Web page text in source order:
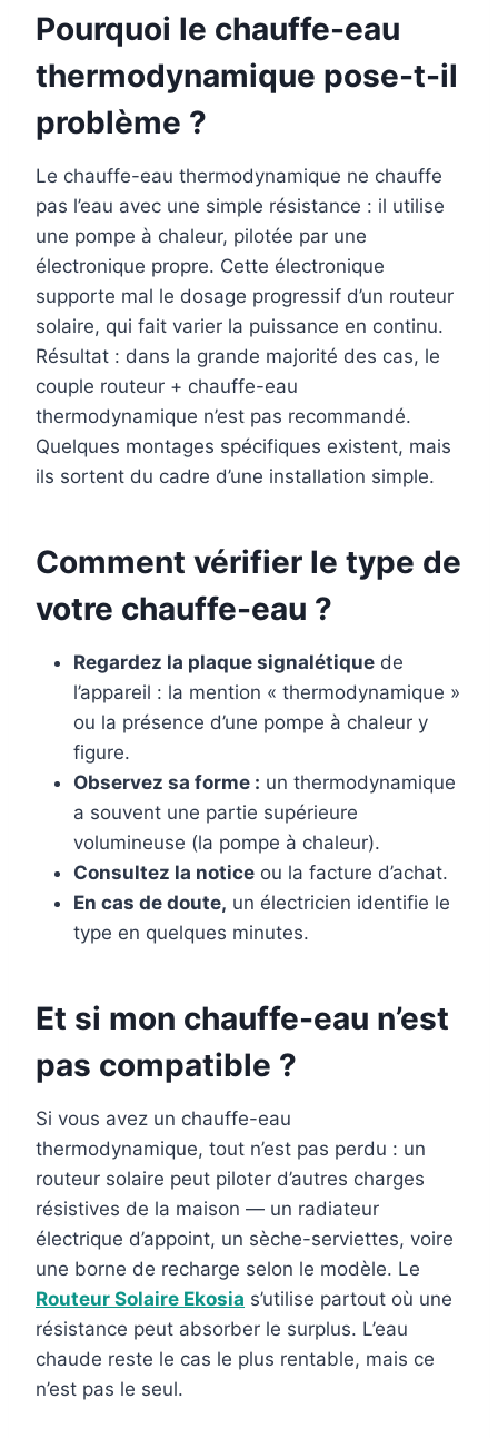
Pourquoi le chauffe-eau
thermodynamique pose-t-il
problème ?
Le chauffe-eau thermodynamique ne chauffe
pas l’eau avec une simple résistance : il utilise
une pompe à chaleur, pilotée par une
électronique propre. Cette électronique
supporte mal le dosage progressif d’un routeur
solaire, qui fait varier la puissance en continu.
Résultat : dans la grande majorité des cas, le
couple routeur + chauffe-eau
thermodynamique n’est pas recommandé.
Quelques montages spécifiques existent, mais
ils sortent du cadre d’une installation simple.
Comment vérifier le type de
votre chauffe-eau ?
Regardez la plaque signalétique de
l’appareil : la mention « thermodynamique »
ou la présence d’une pompe à chaleur y
figure.
Observez sa forme : un thermodynamique
a souvent une partie supérieure
volumineuse (la pompe à chaleur).
Consultez la notice ou la facture d’achat.
En cas de doute, un électricien identifie le
type en quelques minutes.
Et si mon chauffe-eau n’est
pas compatible ?
Si vous avez un chauffe-eau
thermodynamique, tout n’est pas perdu : un
routeur solaire peut piloter d’autres charges
résistives de la maison — un radiateur
électrique d’appoint, un sèche-serviettes, voire
une borne de recharge selon le modèle. Le
Routeur Solaire Ekosia s’utilise partout où une
résistance peut absorber le surplus. L’eau
chaude reste le cas le plus rentable, mais ce
n’est pas le seul.